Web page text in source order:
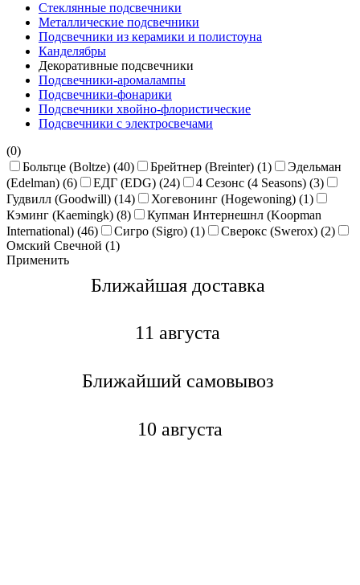
Стеклянные подсвечники
Металлические подсвечники
Подсвечники из керамики и полистоуна
Канделябры
Декоративные подсвечники
Подсвечники-аромалампы
Подсвечники-фонарики
Подсвечники хвойно-флористические
Подсвечники с электросвечами
(0)
Больтце (Boltze) (40)
Брейтнер (Breinter) (1)
Эдельман
(Edelman) (6)
ЕДГ (EDG) (24)
4 Сезонс (4 Seasons) (3)
Гудвилл (Goodwill) (14)
Хогевонинг (Hogewoning) (1)
Кэминг (Kaemingk) (8)
Купман Интернешнл (Koopman
International) (46)
Сигро (Sigro) (1)
Сверокс (Swerox) (2)
Омский Свечной (1)
Применить
Ближайшая доставкa
11 августа
Ближайший самовывоз
10 августа